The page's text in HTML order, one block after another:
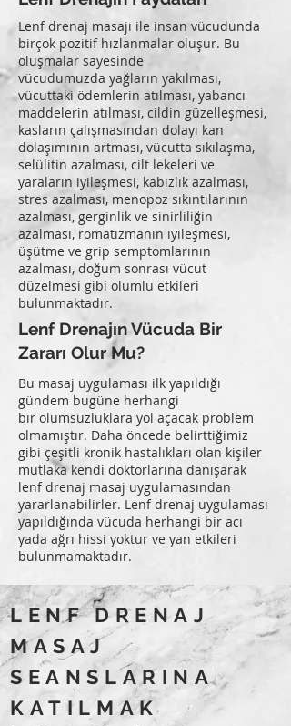
Lenf drenaj masajı ile insan vücudunda
birçok pozitif hızlanmalar oluşur. Bu
oluşmalar sayesinde
vücudumuzda yağların yakılması,
vücuttaki ödemlerin atılması, yabancı
maddelerin atılması, cildin güzelleşmesi,
kasların çalışmasından dolayı kan
dolaşımının artması, vücutta sıkılaşma,
selülitin azalması, cilt lekeleri ve
yaraların iyileşmesi, kabızlık azalması,
stres azalması, menopoz sıkıntılarının
azalması, gerginlik ve sinirliliğin
azalması, romatizmanın iyileşmesi,
üşütme ve grip semptomlarının
azalması, doğum sonrası vücut
düzelmesi gibi olumlu etkileri
bulunmaktadır.
Lenf Drenajın Vücuda Bir
Zararı Olur Mu?
Bu masaj uygulaması ilk yapıldığı
gündem bugüne herhangi
bir olumsuzluklara yol açacak problem
olmamıştır. Daha öncede belirttiğimiz
gibi çeşitli kronik hastalıkları olan kişiler
mutlaka kendi doktorlarına danışarak
lenf drenaj masaj uygulamasından
yararlanabilirler. Lenf drenaj uygulaması
yapıldığında vücuda herhangi bir acı
yada ağrı hissi yoktur ve yan etkileri
bulunmamaktadır.
LENF DRENAJ
MASAJ
SEANSLARINA
KATILMAK